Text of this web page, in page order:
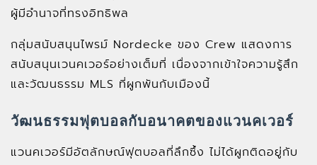
ผู้มีอำนาจที่ทรงอิทธิพล
กลุ่มสนับสนุนไพรม์ Nordecke ของ Crew แสดงการ
สนับสนุนเวนคเวอร์อย่างเต็มที่ เนื่องจากเข้าใจความรู้สึก
และวัฒนธรรม MLS ที่ผูกพันกับเมืองนี้
วัฒนธรรมฟุตบอลกับอนาคตของแวนคเวอร์
แวนคเวอร์มีอัตลักษณ์ฟุตบอลที่ลึกซึ้ง ไม่ได้ผูกติดอยู่กับ